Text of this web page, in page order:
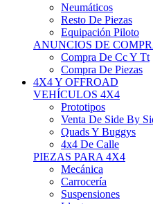
Resto De Piezas
Equipación Piloto
ANUNCIOS DE
Compra De Cc Y Tt
Compra De Piezas
4X4 Y OFFROAD
VEHÍCULOS 4X4
Prototipos
Venta De Side By
Quads Y Buggys
4x4 De Calle
PIEZAS PARA 4X4
Mecánica
Carrocería
Suspensiones
Llantas
Neumáticos